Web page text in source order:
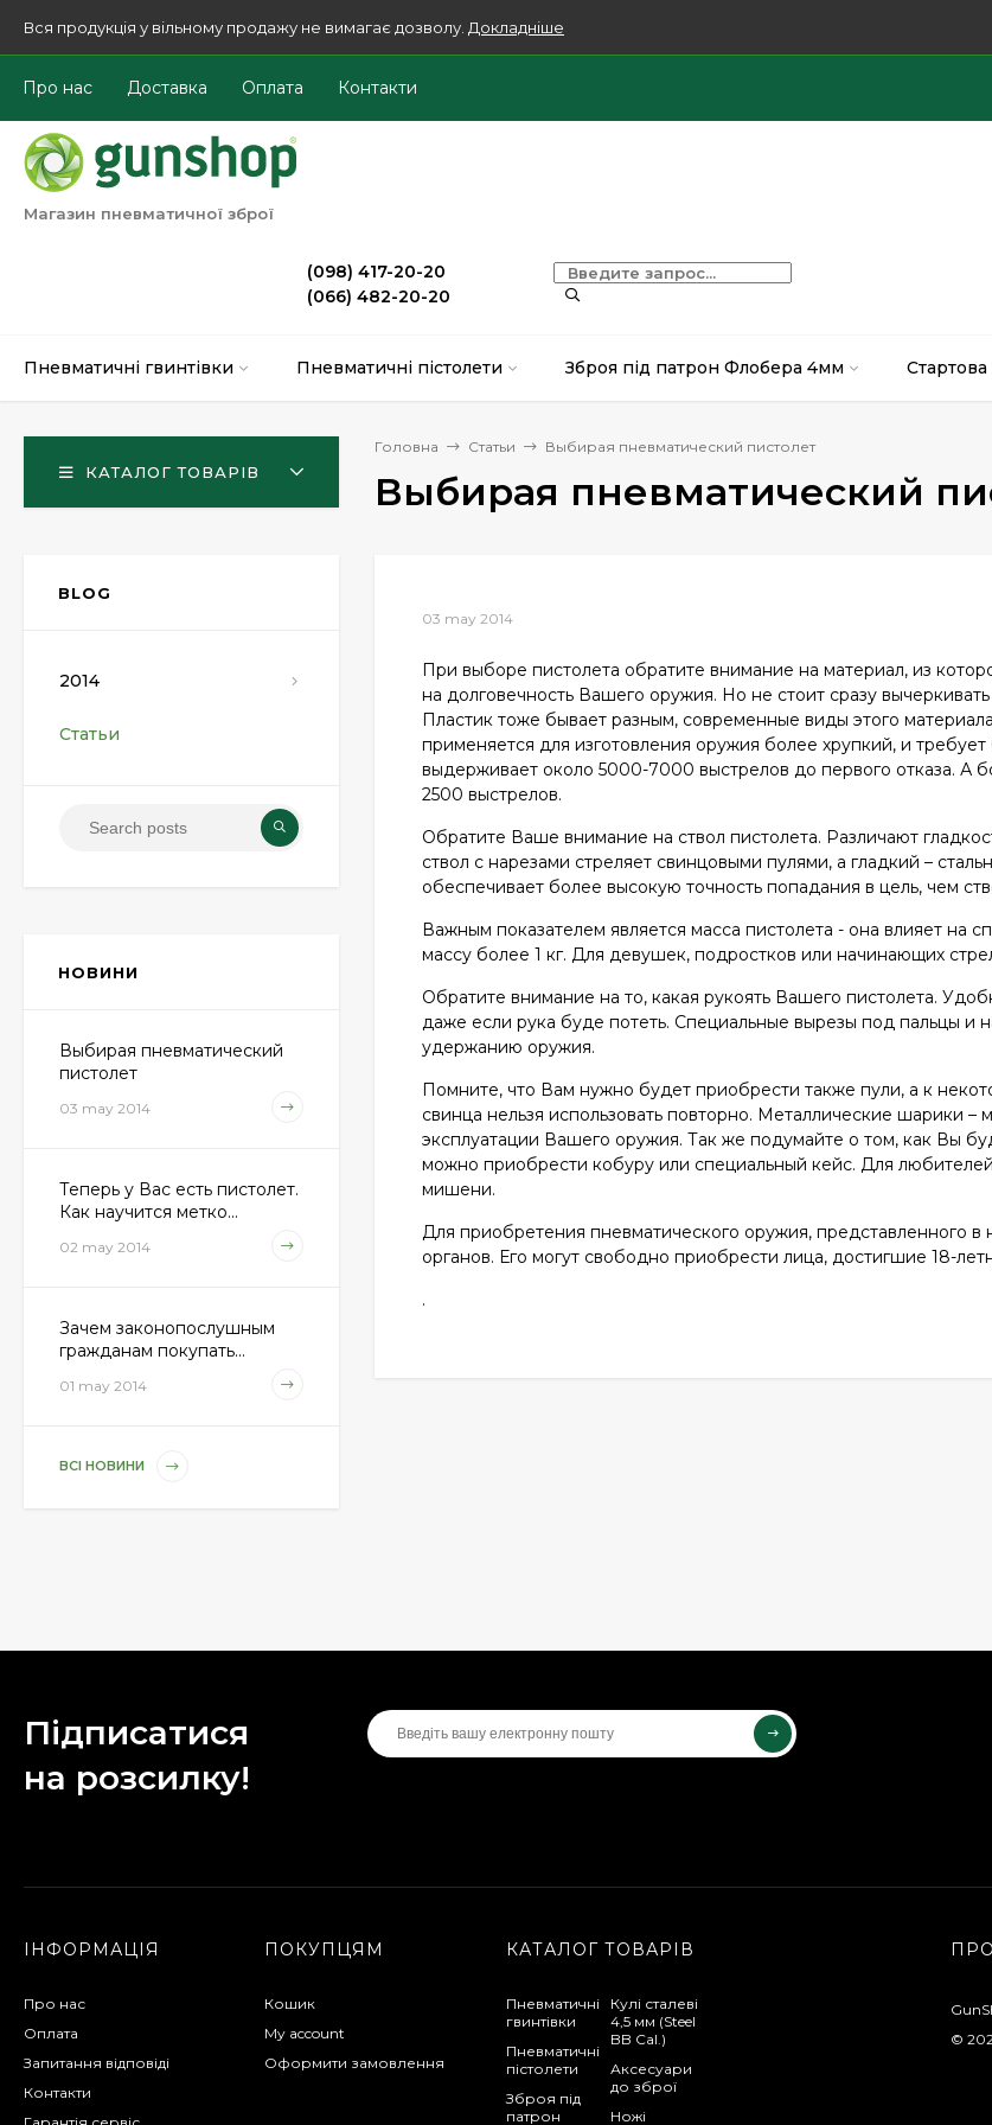
Вся продукція у вільному продажу не вимагає дозволу. Докладніше
Про нас Доставка Оплата Контакти
Магазин пневматичної зброї
(098) 417-20-20
(066) 482-20-20
Пневматичні гвинтівки Пневматичні пістолети Зброя під патрон Флобера 4мм
Головна Cтатьи Выбирая пневматический пистолет
Выбирая пневматический
03 may 2014
При выборе пистолета обратите внимание на материал, из
на долговечность Вашего оружия. Но не стоит сразу
Пластик тоже бывает разным, современные виды этого
применяется для изготовления оружия более хрупкий, и
выдерживает около 5000-7000 выстрелов до первого отказа.
2500 выстрелов.
Обратите Ваше внимание на ствол пистолета. Различают
ствол с нарезами стреляет свинцовыми пулями, а гладкий –
обеспечивает более высокую точность попадания в цель, чем
Важным показателем является масса пистолета - она влияет
массу более 1 кг. Для девушек, подростков или начинающих
Обратите внимание на то, какая рукоять Вашего пистолета.
даже если рука буде потеть. Специальные вырезы под пальцы и
удержанию оружия.
Помните, что Вам нужно будет приобрести также пули, а к
свинца нельзя использовать повторно. Металлические шарики
эксплуатации Вашего оружия. Так же подумайте о том, как Вы
можно приобрести кобуру или специальный кейс. Для
мишени.
Для приобретения пневматического оружия, представленного
органов. Его могут свободно приобрести лица, достигшие 18-
.
КАТАЛОГ ТОВАРІВ
BLOG
2014
Cтатьи
НОВИНИ
Выбирая пневматический
пистолет
03 may 2014
Теперь у Вас есть пистолет.
Как научится метко...
02 may 2014
Зачем законопослушным
гражданам покупать...
01 may 2014
ВСІ НОВИНИ
Підписатися
на розсилку!
ІНФОРМАЦІЯ
Про нас
Оплата
Запитання відповіді
Контакти
ПОКУПЦЯМ
Кошик
My account
Оформити замовлення
КАТАЛОГ ТОВАРІВ
Пневматичні
гвинтівки
Пневматичні
пістолети
Зброя під
патрон
Кулі сталеві
4,5 мм (Steel
BB Cal.)
Аксесуари
до зброї
Ножі
©